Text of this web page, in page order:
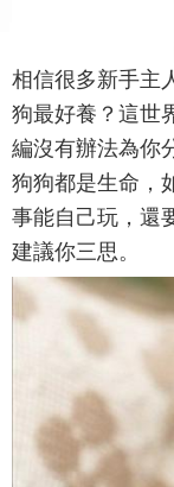
相信很多新手主
狗最好養？這世
編沒有辦法為你
狗狗都是生命，
事能自己玩，還
建議你三思。